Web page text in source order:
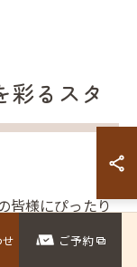
彩るスタ
皆様にぴったり
活に溶け込み、
ご予約